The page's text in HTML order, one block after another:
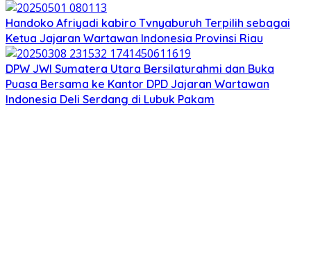
Handoko Afriyadi kabiro Tvnyaburuh Terpilih sebagai
Ketua Jajaran Wartawan Indonesia Provinsi Riau
DPW JWI Sumatera Utara Bersilaturahmi dan Buka
Puasa Bersama ke Kantor DPD Jajaran Wartawan
Indonesia Deli Serdang di Lubuk Pakam